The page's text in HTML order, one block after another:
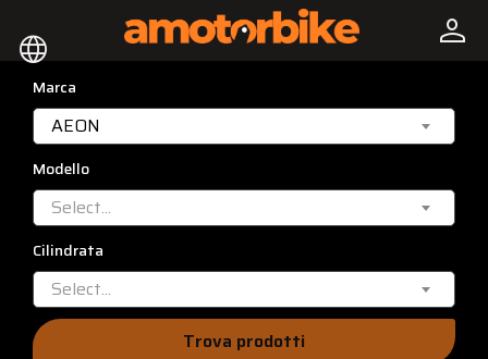
language person
Marca
AEON
Modello
Select...
Cilindrata
Select...
Trova prodotti